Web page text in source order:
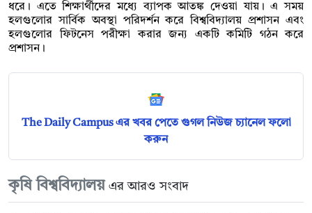
ধরে। এতে শিক্ষার্থীদের মধ্যে ব্যাপক আতঙ্ক দেওয়া যায়। এ সময়
হলগুলোর সার্বিক অবস্থা পরিদর্শন করে বিশ্ববিদ্যালয় প্রশাসন এবং
হলগুলোর ফিটনেস পরীক্ষা করার জন্য একটি কমিটি গঠন করে
প্রশাসন।
The Daily Campus এর খবর পেতে গুগল নিউজ চ্যানেল ফলো
করুন
কৃষি বিশ্ববিদ্যালয় এর আরও সংবাদ